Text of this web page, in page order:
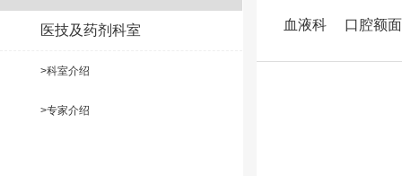
医技及药剂科室
>科室介绍
>专家介绍
血液科 口腔额